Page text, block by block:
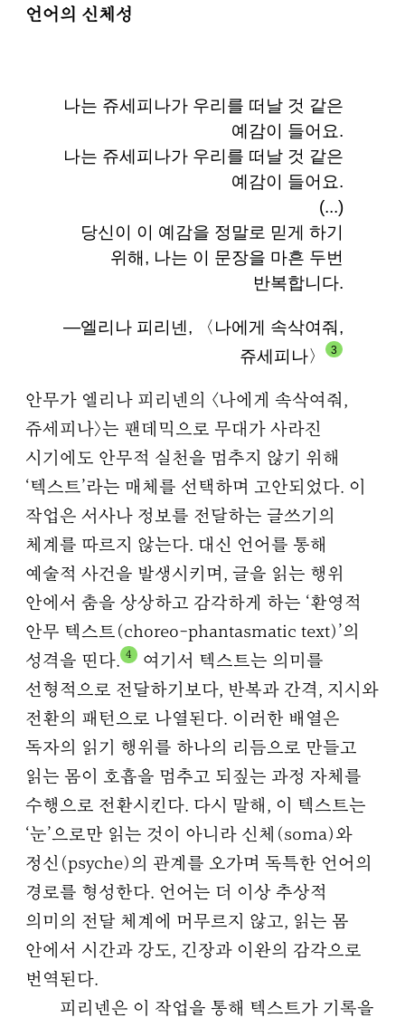
언어의 신체성
나는 쥬세피나가 우리를 떠날 것 같은
예감이 들어요.
나는 쥬세피나가 우리를 떠날 것 같은
예감이 들어요.
(...)
당신이 이 예감을 정말로 믿게 하기
위해, 나는 이 문장을 마흔 두번
반복합니다.
―엘리나 피리넨, 〈나에게 속삭여줘,
쥬세피나〉 3
안무가 엘리나 피리넨의 〈나에게 속삭여줘,
쥬세피나〉는 팬데믹으로 무대가 사라진
시기에도 안무적 실천을 멈추지 않기 위해
‘텍스트’라는 매체를 선택하며 고안되었다. 이
작업은 서사나 정보를 전달하는 글쓰기의
체계를 따르지 않는다. 대신 언어를 통해
예술적 사건을 발생시키며, 글을 읽는 행위
안에서 춤을 상상하고 감각하게 하는 ‘환영적
안무 텍스트(choreo-phantasmatic text)’의
성격을 띤다. 4
여기서 텍스트는 의미를
선형적으로 전달하기보다, 반복과 간격, 지시와
전환의 패턴으로 나열된다. 이러한 배열은
독자의 읽기 행위를 하나의 리듬으로 만들고
읽는 몸이 호흡을 멈추고 되짚는 과정 자체를
수행으로 전환시킨다. 다시 말해, 이 텍스트는
‘눈’으로만 읽는 것이 아니라 신체(soma)와
정신(psyche)의 관계를 오가며 독특한 언어의
경로를 형성한다. 언어는 더 이상 추상적
의미의 전달 체계에 머무르지 않고, 읽는 몸
안에서 시간과 강도, 긴장과 이완의 감각으로
번역된다.
피리넨은 이 작업을 통해 텍스트가 기록을